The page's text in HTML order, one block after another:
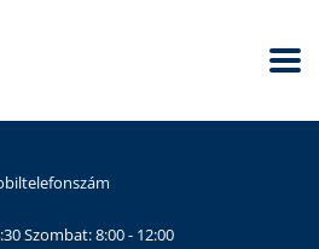
Szombat: 8:00 - 12:00